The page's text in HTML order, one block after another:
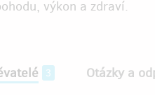
výkon a zdraví.
3 Otázky a